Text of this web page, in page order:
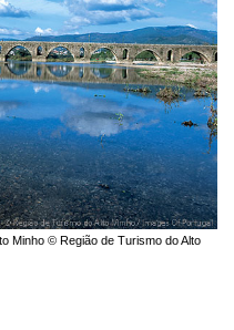
Minho © Região de Turismo do Alto